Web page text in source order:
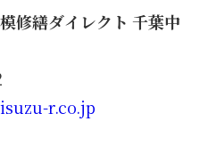
修繕ダイレクト 千葉中
r.co.jp